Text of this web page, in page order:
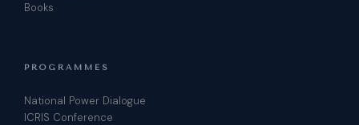
Books
PROGRAMMES
National Power Dialogue
ICRIS Conference